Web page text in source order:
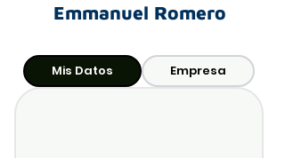
Emmanuel Romero
Mis Datos Empresa